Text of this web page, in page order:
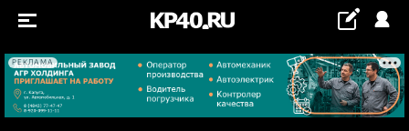
РЕКЛАМА
+22...+23 °С